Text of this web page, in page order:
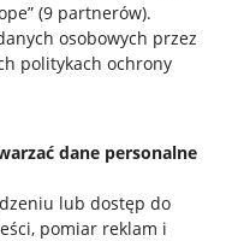
(9 partnerów).
osobowych przez
politykach ochrony
dane personalne
lub dostęp do
pomiar reklam i